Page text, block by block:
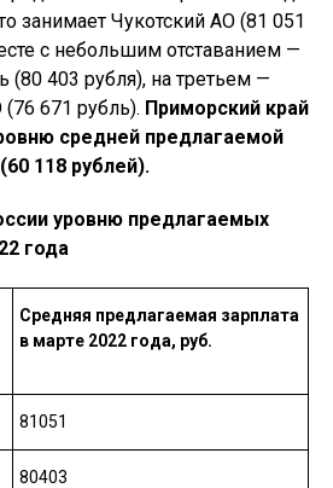
занимает Чукотский АО (81 051
с небольшим отставанием —
(80 403 рубля), на третьем —
671 рубль). Приморский край
средней предлагаемой
118 рублей).
уровню предлагаемых
года
Средняя предлагаемая зарплата
в марте 2022 года, руб.
81051
80403